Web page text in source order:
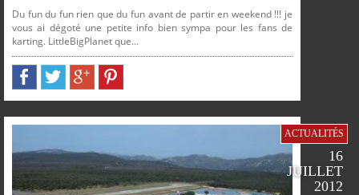
PARTAGERPARTAGERPARTAGERPARTAGER
Du fun du fun rien que du fun avant de partir en weekend !!! je
vous ai dégoté une petite info bien sympa pour les fans de
karting. LittleBigPlanet que...
ACTUALITÉS
16
JUILLET
2012